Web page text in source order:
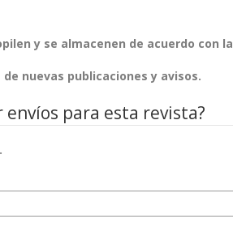
y se almacenen de acuerdo con la
nuevas publicaciones y avisos.
para esta revista?